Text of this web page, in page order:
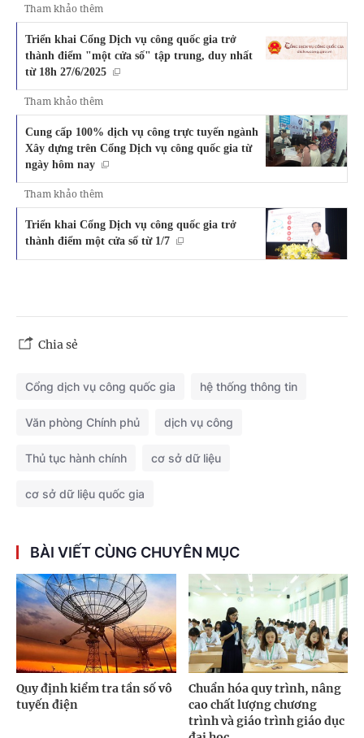
Tham khảo thêm
Triển khai Cổng Dịch vụ công quốc gia trở
thành điểm "một cửa số" tập trung, duy nhất
từ 18h 27/6/2025
Tham khảo thêm
Cung cấp 100% dịch vụ công trực tuyến ngành
Xây dựng trên Cổng Dịch vụ công quốc gia từ
ngày hôm nay
Tham khảo thêm
Triển khai Cổng Dịch vụ công quốc gia trở
thành điểm một cửa số từ 1/7
Chia sẻ
Cổng dịch vụ công quốc gia hệ thống thông tin
Văn phòng Chính phủ dịch vụ công
Thủ tục hành chính cơ sở dữ liệu
cơ sở dữ liệu quốc gia
BÀI VIẾT CÙNG CHUYÊN MỤC
Quy định kiểm tra tần số vô
tuyến điện
Chuẩn hóa quy trình, nâng
cao chất lượng chương
trình và giáo trình giáo dục